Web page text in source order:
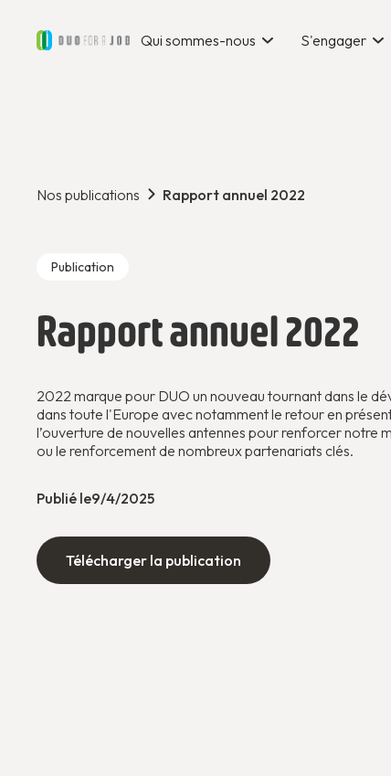
Qui sommes-nous S'engager
Nos publications Rapport annuel 2022
Publication
Rapport annuel 2022
2022 marque pour DUO un nouveau tournant dans le
dans toute l'Europe avec notamment le retour en
l’ouverture de nouvelles antennes pour renforcer notre
ou le renforcement de nombreux partenariats clés.
Publié le9/4/2025
Télécharger la publication